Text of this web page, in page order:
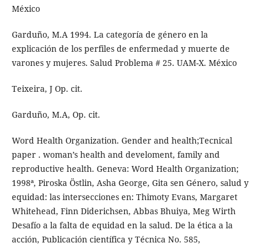
México
Garduño, M.A 1994. La categoría de género en la
explicación de los perfiles de enfermedad y muerte de
varones y mujeres. Salud Problema # 25. UAM-X. México
Teixeira, J Op. cit.
Garduño, M.A, Op. cit.
Word Health Organization. Gender and health;Tecnical
paper . woman’s health and develoment, family and
reproductive health. Geneva: Word Health Organization;
1998ª, Piroska Östlin, Asha George, Gita sen Género, salud y
equidad: las intersecciones en: Thimoty Evans, Margaret
Whitehead, Finn Diderichsen, Abbas Bhuiya, Meg Wirth
Desafío a la falta de equidad en la salud. De la ética a la
acción, Publicación científica y Técnica No. 585,